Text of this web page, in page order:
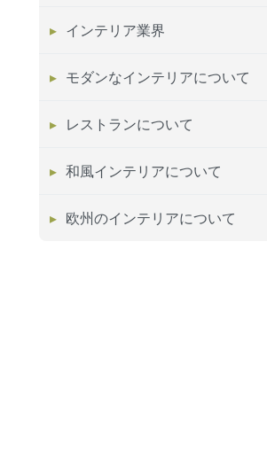
インテリア業界
モダンなインテリアについて
レストランについて
和風インテリアについて
欧州のインテリアについて